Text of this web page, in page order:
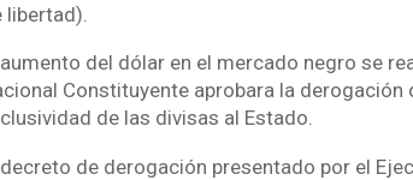
libertad).
aumento del dólar en el mercado negro se
Constituyente aprobara la
de las divisas al Estado.
decreto de derogación presentado por el